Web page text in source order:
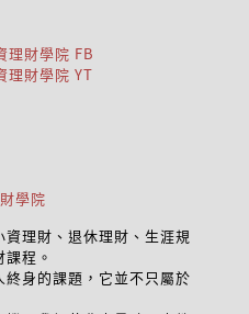
財學院 FB
財學院 YT
學院
理財、退休理財、生涯規
程。
身的課題，它並不只屬於